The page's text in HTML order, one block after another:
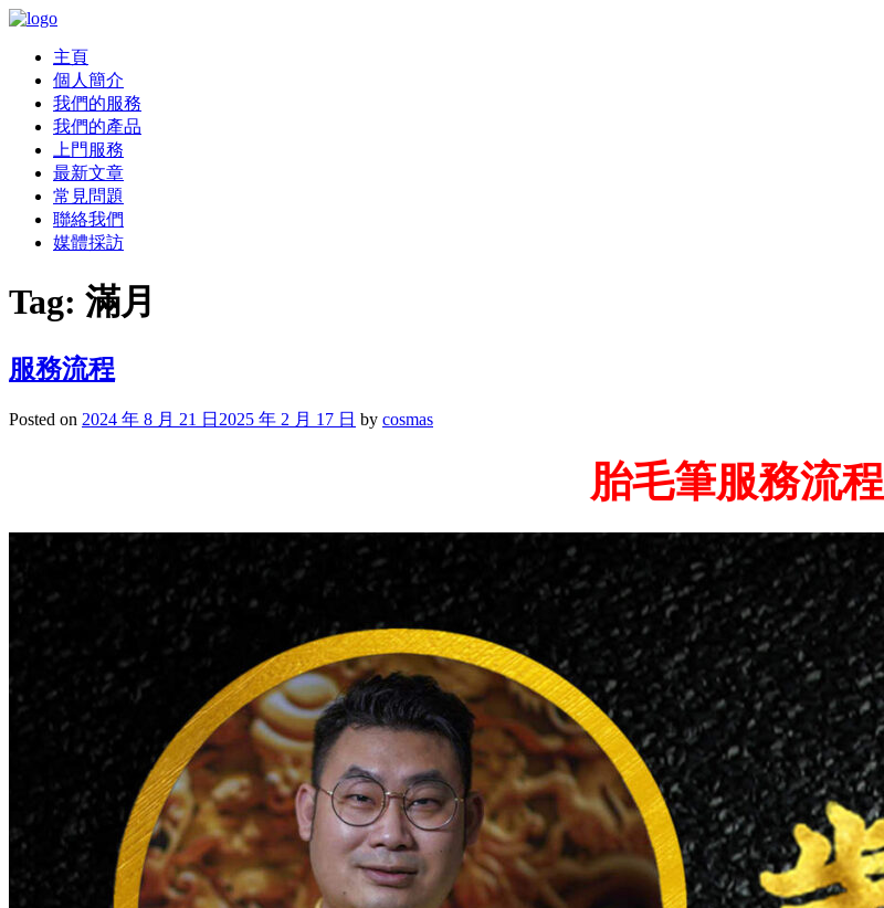
主頁
個人簡介
我們的服務
我們的產品
上門服務
最新文章
常見問題
聯絡我們
媒體採訪
Tag: 滿月
服務流程
Posted on 2024 年 8 月 21 日 2025 年 2 月 17 日 by cosmas
胎毛筆服務流程